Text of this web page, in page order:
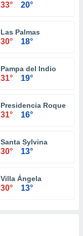
33° 20°
Las Palmas
30° 18°
Pampa del Indio
31° 19°
Presidencia Roque
31° 16°
Santa Sylvina
30° 13°
Villa Ángela
30° 13°